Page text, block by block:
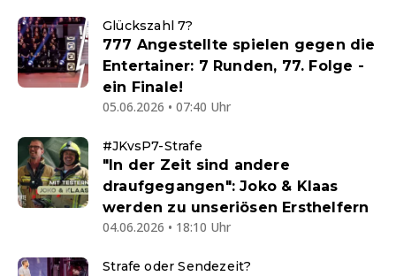
Glückszahl 7?
777 Angestellte spielen gegen die
Entertainer: 7 Runden, 77. Folge -
ein Finale!
05.06.2026 • 07:40 Uhr
#JKvsP7-Strafe
"In der Zeit sind andere
draufgegangen": Joko & Klaas
werden zu unseriösen Ersthelfern
04.06.2026 • 18:10 Uhr
Strafe oder Sendezeit?